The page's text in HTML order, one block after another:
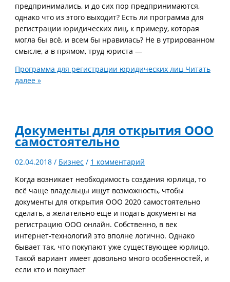
предпринимались, и до сих пор предпринимаются,
однако что из этого выходит? Есть ли программа для
регистрации юридических лиц, к примеру, которая
могла бы всё, и всем бы нравилась? Не в утрированном
смысле, а в прямом, труд юриста —
Программа для регистрации юридических лиц Читать
далее »
Документы для открытия ООО
самостоятельно
02.04.2018/ Бизнес / 1 комментарий
Когда возникает необходимость создания юрлица, то
всё чаще владельцы ищут возможность, чтобы
документы для открытия ООО 2020 самостоятельно
сделать, а желательно ещё и подать документы на
регистрацию ООО онлайн. Собственно, в век
интернет-технологий это вполне логично. Однако
бывает так, что покупают уже существующее юрлицо.
Такой вариант имеет довольно много особенностей, и
если кто и покупает